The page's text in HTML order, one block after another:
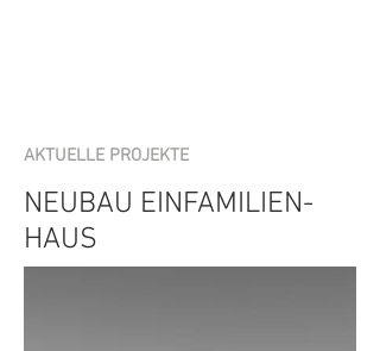
AKTUELLE PROJEKTE
NEUBAU EINFAMILIEN-
HAUS